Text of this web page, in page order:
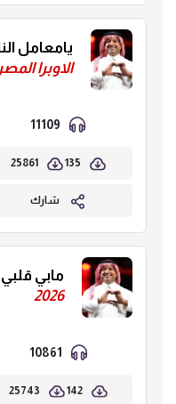
يامعامل
الاوبرا
135
25861
شارك
مابي قلبي
2026
142
25743